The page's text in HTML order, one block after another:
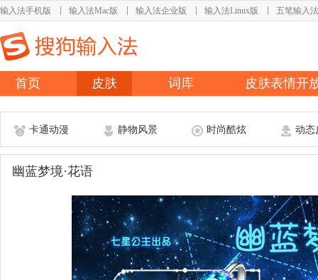
输入法手机版 输入法Mac版 输入法企业版 输入法Linux版 五笔输入法
首页 皮肤 词库 皮肤表情开
卡通动漫 静物风景 时尚酷炫 动态
幽蓝梦境·花语